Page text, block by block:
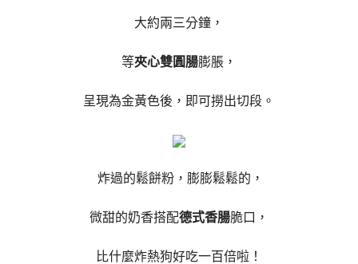
大約兩三分鐘，
等夾心雙圓腸膨脹，
呈現為金黃色後，即可撈出切段。
炸過的鬆餅粉，膨膨鬆鬆的，
微甜的奶香搭配德式香腸脆口，
比什麼炸熱狗好吃一百倍啦！